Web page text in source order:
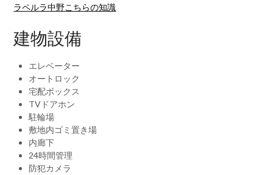
ラペルラ中野こちらの知識
建物設備
エレベーター
オートロック
宅配ボックス
TVドアホン
駐輪場
敷地内ゴミ置き場
内廊下
24時間管理
防犯カメラ